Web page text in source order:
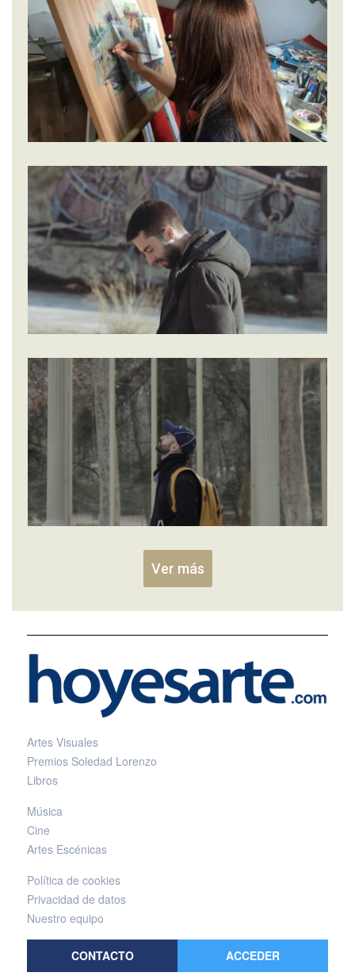
Ver más
Artes Visuales
Premios Soledad Lorenzo
Libros
Música
Cine
Artes Escénicas
Política de cookies
Privacidad de datos
Nuestro equipo
CONTACTO ACCEDER